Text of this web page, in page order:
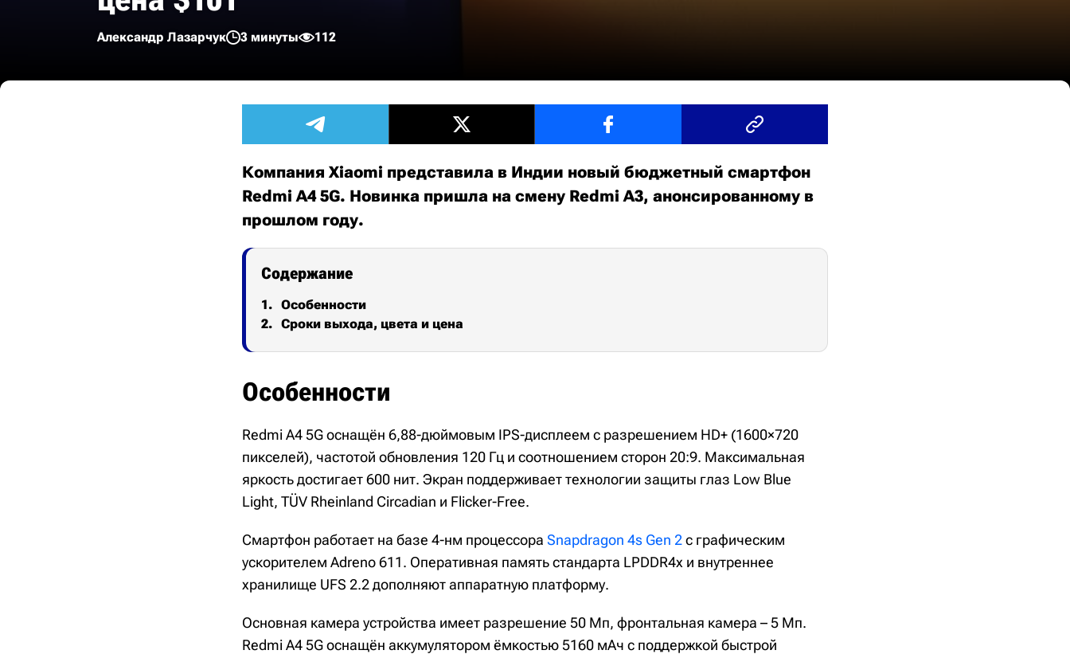
Александр Лазарчук 3 минуты 112
Компания Xiaomi представила в Индии новый бюджетный смартфон
Redmi A4 5G. Новинка пришла на смену Redmi A3, анонсированному в
прошлом году.
Содержание
Особенности
Сроки выхода, цвета и цена
Особенности
Redmi A4 5G оснащён 6,88-дюймовым IPS-дисплеем с разрешением HD+ (1600×720
пикселей), частотой обновления 120 Гц и соотношением сторон 20:9. Максимальная
яркость достигает 600 нит. Экран поддерживает технологии защиты глаз Low Blue
Light, TÜV Rheinland Circadian и Flicker-Free.
Смартфон работает на базе 4-нм процессора Snapdragon 4s Gen 2с графическим
ускорителем Adreno 611. Оперативная память стандарта LPDDR4x и внутреннее
хранилище UFS 2.2 дополняют аппаратную платформу.
Основная камера устройства имеет разрешение 50 Мп, фронтальная камера – 5 Мп.
Redmi A4 5G оснащён аккумулятором ёмкостью 5160 мАч с поддержкой быстрой